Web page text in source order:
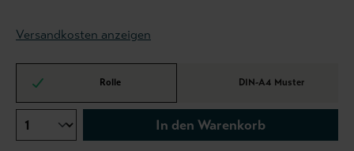
Versandkosten anzeigen
Rolle DIN-A4 Muster
In den Warenkorb